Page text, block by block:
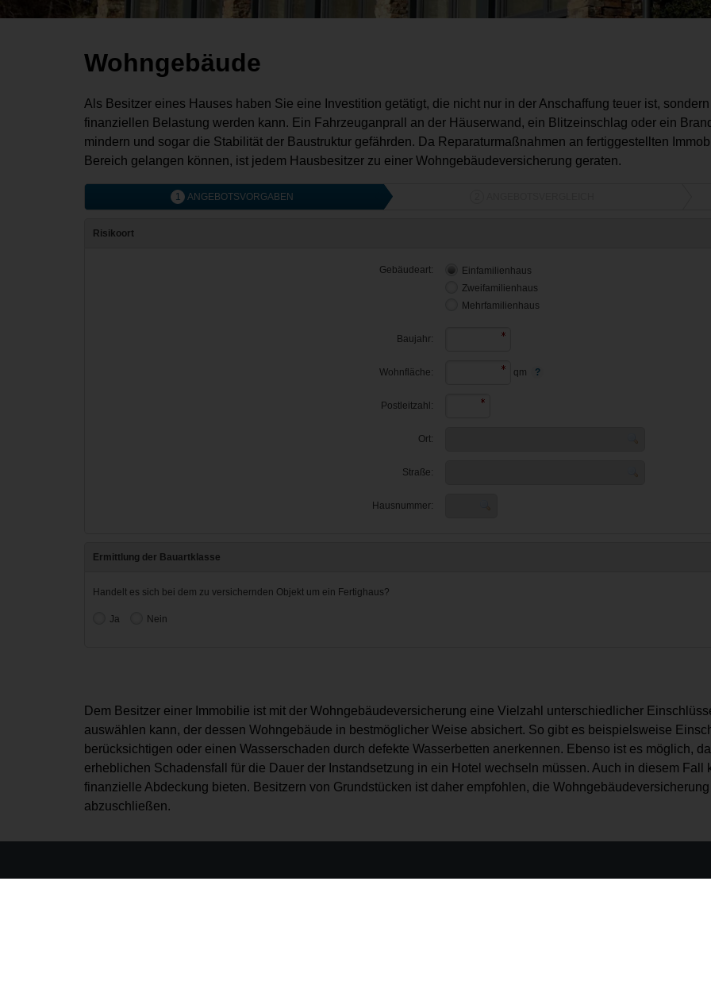
Wohngebäude
Wohngebäude
Als Besitzer eines Hauses haben Sie eine Investition getätigt, die nicht nur in der Anschaffung teuer ist,
finanziellen Belastung werden kann. Ein Fahrzeuganprall an der Häuserwand, ein Blitzeinschlag oder ein
mindern und sogar die Stabilität der Baustruktur gefährden. Da Reparaturmaßnahmen an fertiggestellten
Bereich gelangen können, ist jedem Hausbesitzer zu einer Wohngebäudeversicherung geraten.
Dem Besitzer einer Immobilie ist mit der Wohngebäudeversicherung eine Vielzahl unterschiedlicher
auswählen kann, der dessen Wohngebäude in bestmöglicher Weise absichert. So gibt es beispielsweise
berücksichtigen oder einen Wasserschaden durch defekte Wasserbetten anerkennen. Ebenso ist es möglich,
erheblichen Schadensfall für die Dauer der Instandsetzung in ein Hotel wechseln müssen. Auch in diesem
finanzielle Abdeckung bieten. Besitzern von Grundstücken ist daher empfohlen, die
abzuschließen.